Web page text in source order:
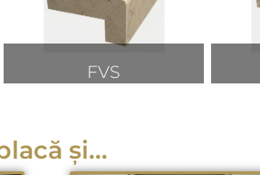
FVS
și...